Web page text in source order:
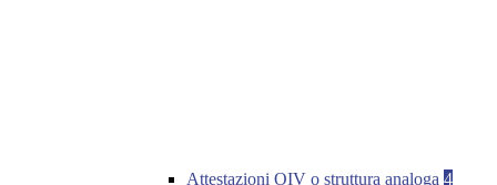
Attestazioni OIV o struttura analoga 4